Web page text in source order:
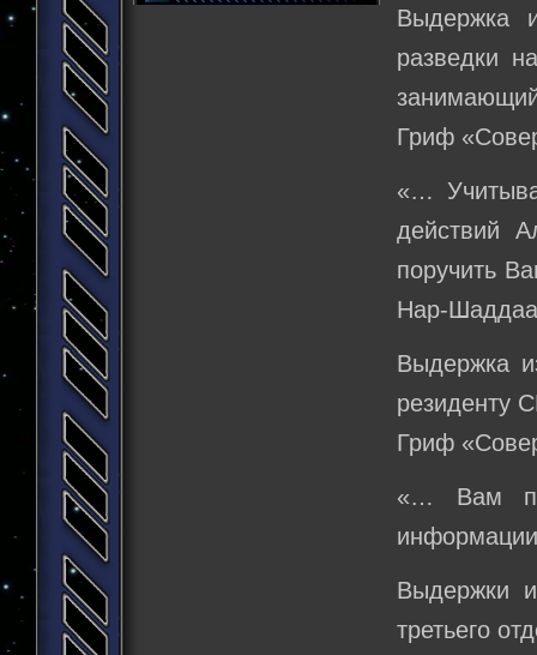
Выдержка
разведки
Гриф
«…
действий
поручить
Нар-
Выдержка
резиденту
Гриф
«… Вам
Выдержки
третьего